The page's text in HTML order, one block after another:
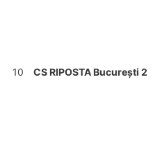
10 CS RIPOSTA București 2